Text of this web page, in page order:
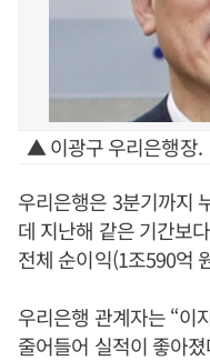
▲ 이광구 우리은행장.
우리은행은 3분기까지
데 지난해 같은 기간보
전체 순이익(1조590억
우리은행 관계자는 “이
줄어들어 실적이 좋아